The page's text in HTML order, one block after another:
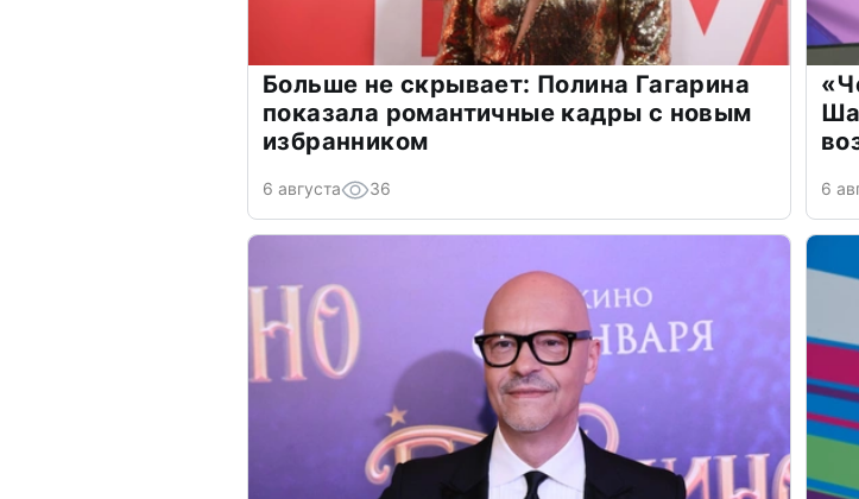
Больше не скрывает: Полина Гагарина
показала романтичные кадры с новым
избранником
6 августа 36 6